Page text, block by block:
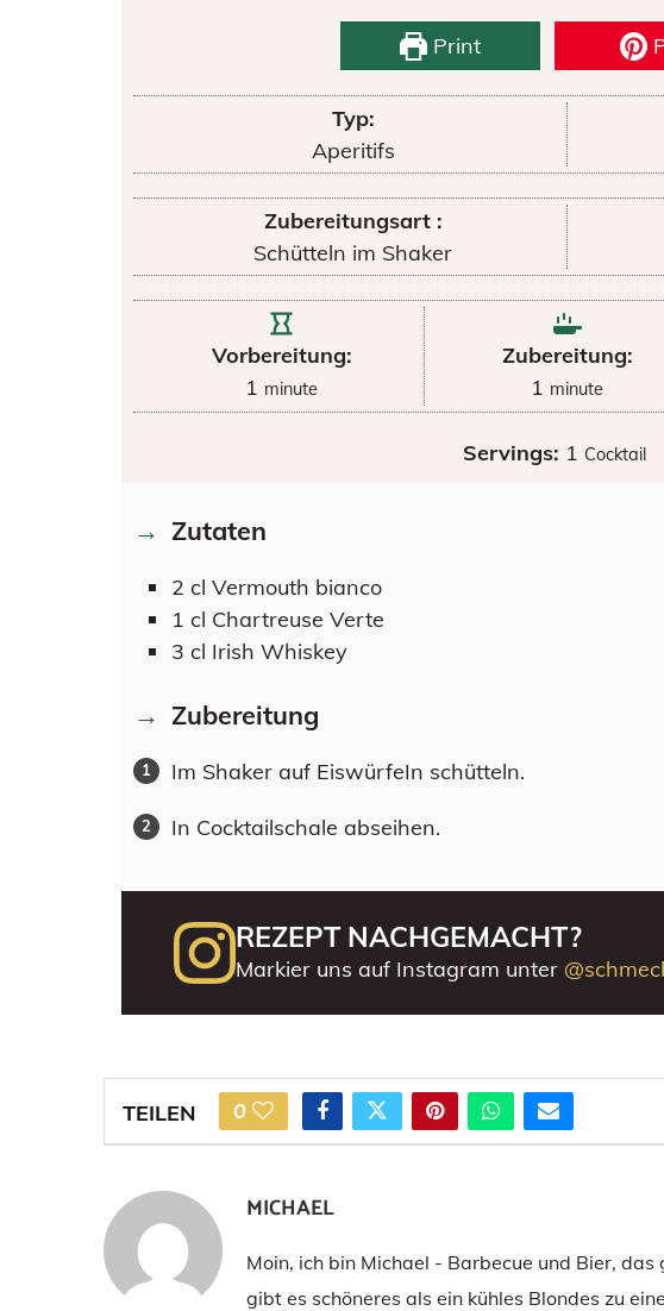
Print
Typ:
Aperitifs
Zubereitungsart :
Schütteln im Shaker
Vorbereitung:
1 minute
Zubereitung:
1 minute
Servings: 1 Cocktail
Zutaten
2 cl Vermouth bianco
1 cl Chartreuse Verte
3 cl Irish Whiskey
Zubereitung
Im Shaker auf EiswürfeIn schütteln.
In Cocktailschale abseihen.
REZEPT NACHGEMACHT?
Markier uns auf Instagram unter
TEILEN 0
MICHAEL
Moin, ich bin Michael - Barbecue und Bier,
gibt es schöneres als ein kühles Blondes zu